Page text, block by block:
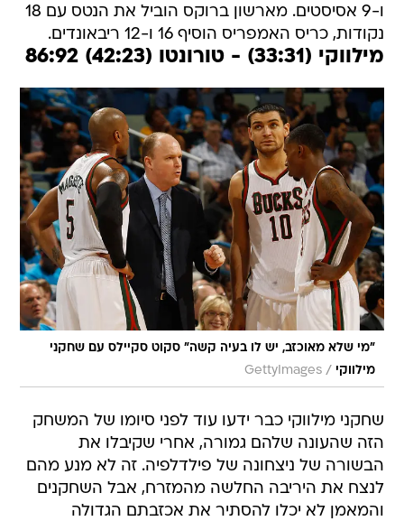
ו-9 אסיסטים. מארשון ברוקס הוביל את הנטס עם 18
נקודות, כריס האמפריס הוסיף 16 ו-12 ריבאונדים.
מילווקי (33:31) - טורונטו (42:23) 86:92
"מי שלא מאוכזב, יש לו בעיה קשה" סקוט סקיילס עם שחקני
מילווקי /
GettyImages
שחקני מילווקי כבר ידעו עוד לפני סיומו של המשחק
הזה שהעונה שלהם גמורה, אחרי שקיבלו את
הבשורה של ניצחונה של פילדלפיה. זה לא מנע מהם
לנצח את היריבה החלשה מהמזרח, אבל השחקנים
והמאמן לא יכלו להסתיר את אכזבתם הגדולה